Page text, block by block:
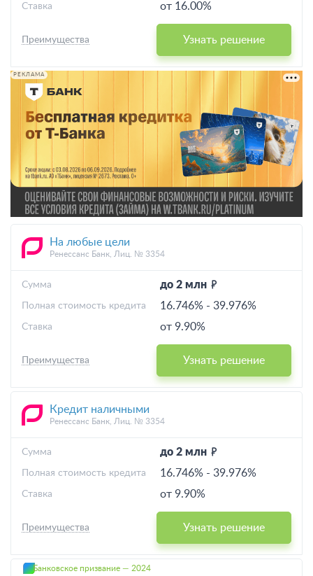
от 16.00%
Ставка
Узнать решение
Преимущества
РЕКЛАМА
На любые цели
Ренессанс Банк, Лиц. № 3354
до 2 млн
Cумма
16.746% - 39.976%
Полная стоимость кредита
от 9.90%
Ставка
Узнать решение
Преимущества
Кредит наличными
Ренессанс Банк, Лиц. № 3354
до 2 млн
Cумма
16.746% - 39.976%
Полная стоимость кредита
от 9.90%
Ставка
Узнать решение
Преимущества
Банковское призвание — 2024